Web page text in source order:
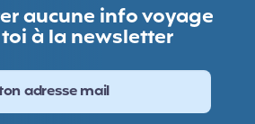
aucune info voyage
à la newsletter